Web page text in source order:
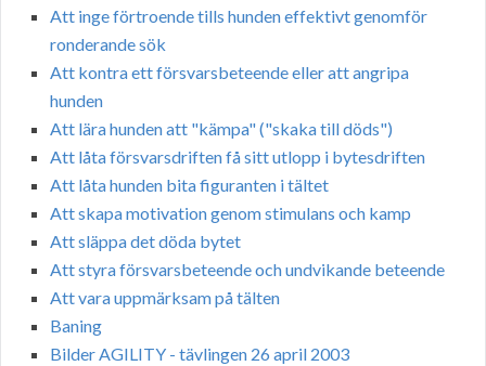
Att inge förtroende tills hunden effektivt genomför
ronderande sök
Att kontra ett försvarsbeteende eller att angripa
hunden
Att lära hunden att "kämpa" ("skaka till döds")
Att låta försvarsdriften få sitt utlopp i bytesdriften
Att låta hunden bita figuranten i tältet
Att skapa motivation genom stimulans och kamp
Att släppa det döda bytet
Att styra försvarsbeteende och undvikande beteende
Att vara uppmärksam på tälten
Baning
Bilder AGILITY - tävlingen 26 april 2003